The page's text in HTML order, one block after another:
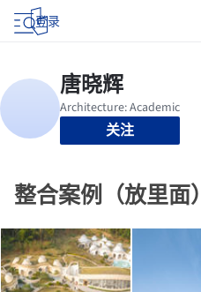
登录
关注
整合案例（放里面）